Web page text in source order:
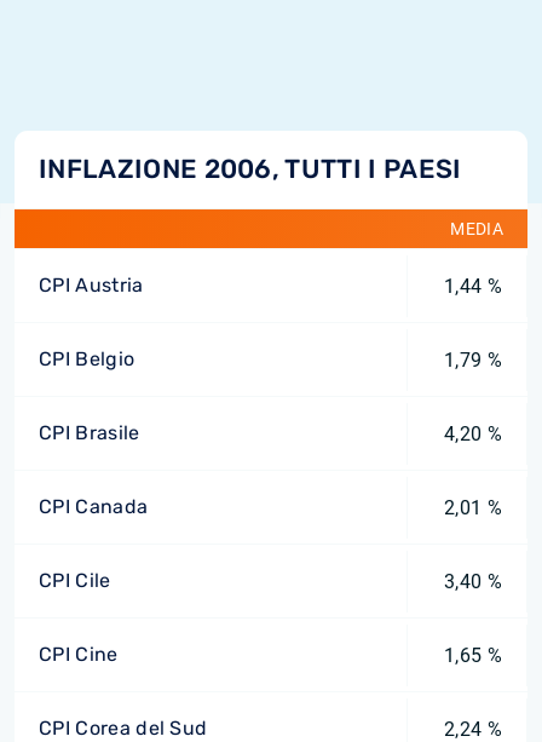
INFLAZIONE 2006, TUTTI I PAESI
MEDIA
CPI Austria 1,44 %
CPI Belgio 1,79 %
CPI Brasile 4,20 %
CPI Canada 2,01 %
CPI Cile 3,40 %
CPI Cine 1,65 %
CPI Corea del Sud 2,24 %